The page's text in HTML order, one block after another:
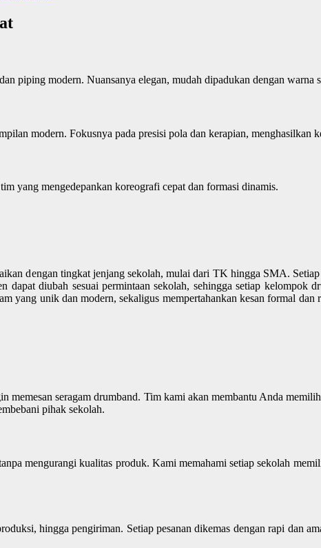
piping modern. Nuansanya elegan, mudah dipadukan dengan warna
modern. Fokusnya pada presisi pola dan kerapian, menghasilkan
yang mengedepankan koreografi cepat dan formasi dinamis.
dengan tingkat jenjang sekolah, mulai dari TK hingga SMA.
dapat diubah sesuai permintaan sekolah, sehingga setiap kelompok
yang unik dan modern, sekaligus mempertahankan kesan formal
seragam drumband. Tim kami akan membantu Anda
pihak sekolah.
mengurangi kualitas produk. Kami memahami setiap sekolah
hingga pengiriman. Setiap pesanan dikemas dengan rapi dan